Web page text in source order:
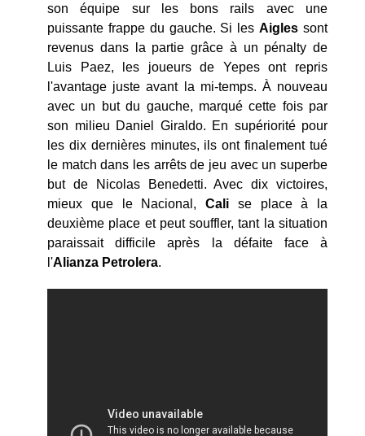
son équipe sur les bons rails avec une
puissante frappe du gauche. Si lesAigles sont
revenus dans la partie grâce à un pénalty de
Luis Paez, les joueurs de Yepes ont repris
l'avantage juste avant la mi-temps. À nouveau
avec un but du gauche, marqué cette fois par
son milieu Daniel Giraldo. En supériorité pour
les dix dernières minutes, ils ont finalement tué
le match dans les arrêts de jeu avec un superbe
but de Nicolas Benedetti. Avec dix victoires,
mieux que le Nacional, Cali se place à la
deuxième place et peut souffler, tant la situation
paraissait difficile après la défaite face à
l'Alianza Petrolera.